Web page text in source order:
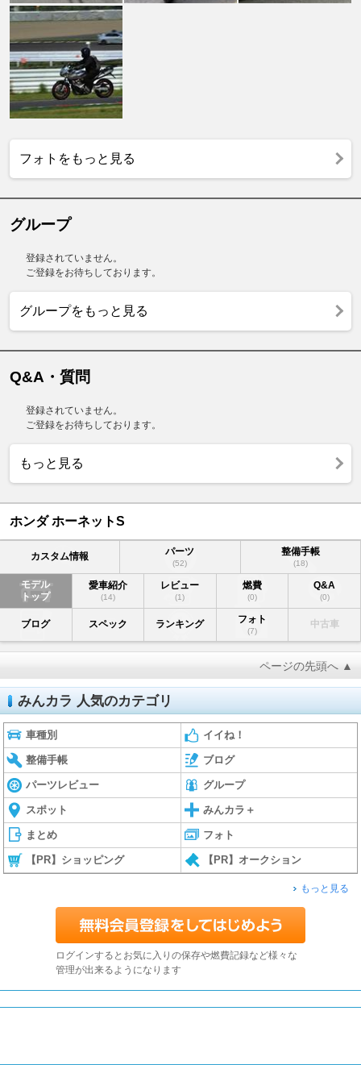
フォトをもっと見る
グループ
登録されていません。
ご登録をお待ちしております。
グループをもっと見る
Q&A・質問
登録されていません。
ご登録をお待ちしております。
もっと見る
ホンダ ホーネットS
カスタム情報 パーツ
(52)
整備手帳
(18)
モデル
トップ
愛車紹介
(14)
レビュー
(1)
燃費
(0)
Q&A
(0)
ブログ スペック ランキング フォト
(7)
中古車
ページの先頭へ ▲
みんカラ 人気のカテゴリ
車種別 イイね！
整備手帳 ブログ
パーツレビュー グループ
スポット みんカラ＋
まとめ フォト
【PR】ショッピング 【PR】オークション
もっと見る
ログインするとお気に入りの保存や燃費記録など様々な
管理が出来るようになります